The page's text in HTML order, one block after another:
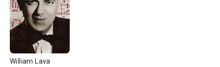
William Lava